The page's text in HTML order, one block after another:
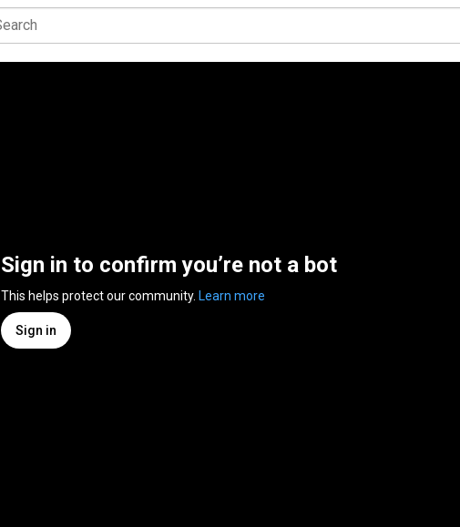
Sign in to confirm you’re not a bot
This helps protect our community. Learn more
Sign in